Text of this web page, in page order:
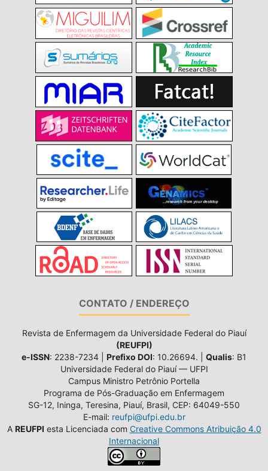
CONTATO / ENDEREÇO
Revista de Enfermagem da Universidade Federal do Piauí
(REUFPI)
e-ISSN: 2238-7234 | Prefixo DOI: 10.26694. | Qualis: B1
Universidade Federal do Piauí — UFPI
Campus Ministro Petrônio Portella
Programa de Pós-Graduação em Enfermagem
SG-12, Ininga, Teresina, Piauí, Brasil, CEP: 64049-550
E-mail: reufpi@ufpi.edu.br
A REUFPI esta Licenciada com Creative Commons Atribuição 4.0
Internacional